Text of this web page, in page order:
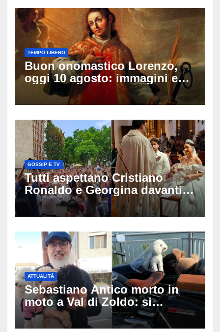
TEMPO LIBERO
Buon onomastico Lorenzo,
oggi 10 agosto: immagini e
gif di auguri da condividere
sui social
GOSSIP E TV
Tutti aspettano Cristiano
Ronaldo e Georgina davanti
alla cattedrale: ma il
matrimonio era di un’altra
ATTUALITÀ
Sebastiano Antico morto in
moto a Val di Zoldo: si
schianta con il sidecar, salvi i
due cagnolini